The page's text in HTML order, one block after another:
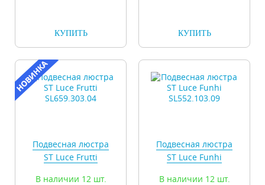
КУПИТЬ КУПИТЬ
Подвесная люстра
ST Luce Frutti
В наличии 12 шт.
Подвесная люстра
ST Luce Funhi
В наличии 12 шт.